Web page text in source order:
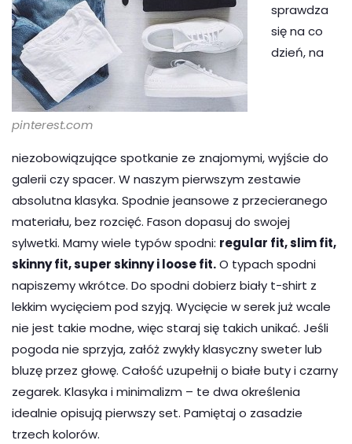
pinterest.com
sprawdza
się na co
dzień, na
niezobowiązujące spotkanie ze znajomymi, wyjście do
galerii czy spacer. W naszym pierwszym zestawie
absolutna klasyka. Spodnie jeansowe z przecieranego
materiału, bez rozcięć. Fason dopasuj do swojej
sylwetki. Mamy wiele typów spodni: regular fit, slim fit,
skinny fit, super skinny i loose fit.O typach spodni
napiszemy wkrótce. Do spodni dobierz biały t-shirt z
lekkim wycięciem pod szyją. Wycięcie w serek już wcale
nie jest takie modne, więc staraj się takich unikać. Jeśli
pogoda nie sprzyja, załóż zwykły klasyczny sweter lub
bluzę przez głowę. Całość uzupełnij o białe buty i czarny
zegarek. Klasyka i minimalizm – te dwa określenia
idealnie opisują pierwszy set. Pamiętaj o zasadzie
trzech kolorów.